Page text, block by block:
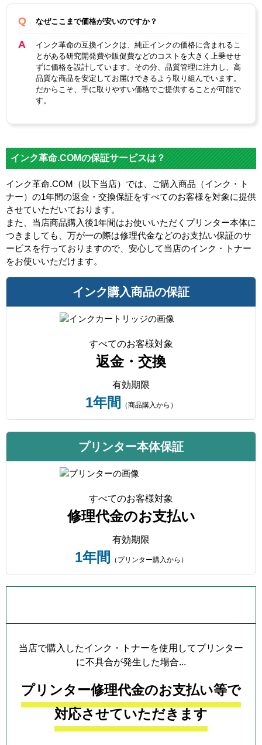
なぜここまで価格が安いのですか？
インク革命の互換インクは、純正インクの価格に含まれるこ
とがある研究開発費や販促費などのコストを大きく上乗せせ
ずに価格を設計しています。その分、品質管理に注力し、高
品質な商品を安定してお届けできるよう取り組んでいます。
だからこそ、手に取りやすい価格でご提供することが可能で
す。
インク革命.COMの保証サービスは？
インク革命.COM（以下当店）では、ご購入商品（インク・ト
ナー）の1年間の返金・交換保証をすべてのお客様を対象に提供
させていただいております。
また、当店商品購入後1年間はお使いいただくプリンター本体に
つきましても、万が一の際は修理代金などのお支払い保証のサ
ービスを行っておりますので、安心して当店のインク・トナー
をお使いいただけます。
インク購入商品の保証
すべてのお客様対象
返金・交換
有効期限
1年間 （商品購入から）
プリンター本体保証
すべてのお客様対象
修理代金のお支払い
有効期限
1年間 （プリンター購入から）
当店で購入したインク・トナーを使用してプリンター
に不具合が発生した場合...
プリンター修理代金のお支払い等で
対応させていただきます